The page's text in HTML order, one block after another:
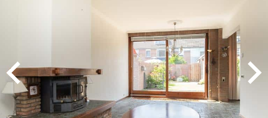
9 MEVROUW A. WIJNA
Wij zouden Charles Nagelkerke zeker